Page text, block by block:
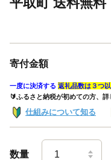
寄付金額
一度に決済する 返礼品数は３つ
🔰ふるさと納税が初めての方、
仕組みについて知る
数量